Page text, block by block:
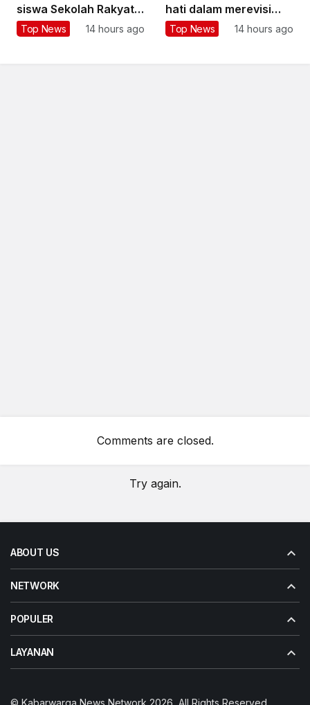
siswa Sekolah Rakyat
berani bermimpi besar
Top News 14 hours ago
hati dalam merevisi
peraturan tentang
Top News 14 hours ago
Comments are closed.
Try again.
ABOUT US
NETWORK
POPULER
LAYANAN
© Kabarwarga News Network 2026, All Rights Reserved.